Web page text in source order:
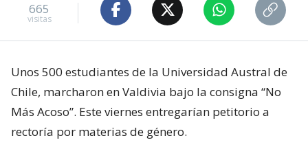
665
visitas
Unos 500 estudiantes de la Universidad Austral de
Chile, marcharon en Valdivia bajo la consigna “No
Más Acoso”. Este viernes entregarían petitorio a
rectoría por materias de género.